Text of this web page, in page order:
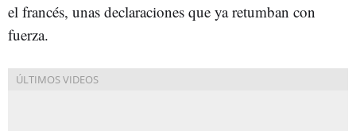
el francés, unas declaraciones que ya retumban con
fuerza.